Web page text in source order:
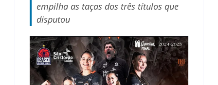
empilha as taças dos três títulos que
disputou